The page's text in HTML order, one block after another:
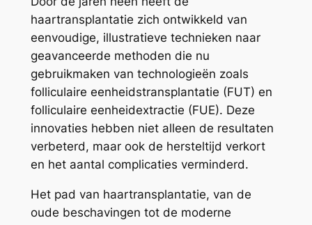
haartransplantatie zich ontwikkeld van
eenvoudige, illustratieve technieken naar
geavanceerde methoden die nu
gebruikmaken van technologieën zoals
folliculaire eenheidstransplantatie (FUT) en
folliculaire eenheidextractie (FUE). Deze
innovaties hebben niet alleen de resultaten
verbeterd, maar ook de hersteltijd verkort
en het aantal complicaties verminderd.
Het pad van haartransplantatie, van de
oude beschavingen tot de moderne